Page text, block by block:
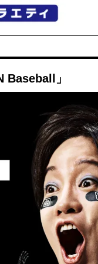
Baseball」